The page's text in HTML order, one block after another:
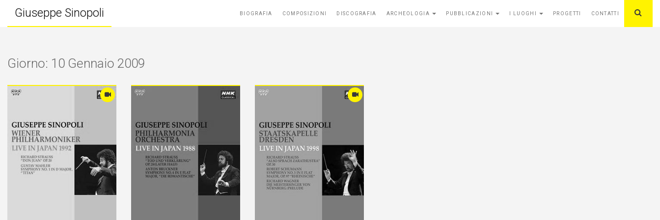
Giuseppe Sinopoli BIOGRAFIA COMPOSIZIONI DISCOGRAFIA ARCHEOLOGIA PUBBLICAZIONI I LUOGHI PROGETTI CONTATTI
Giorno: 10 Gennaio 2009